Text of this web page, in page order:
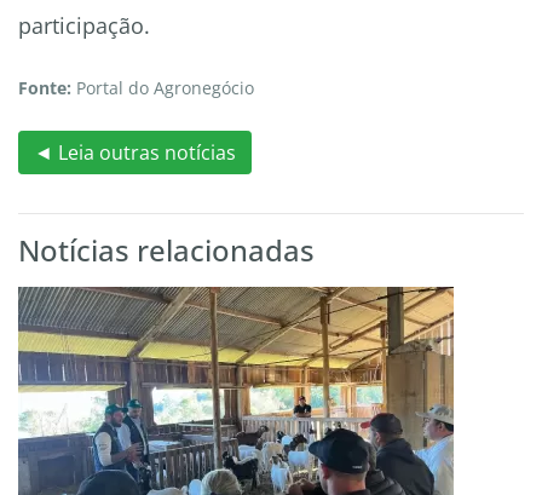
participação.
Fonte: Portal do Agronegócio
◄ Leia outras notícias
Notícias relacionadas